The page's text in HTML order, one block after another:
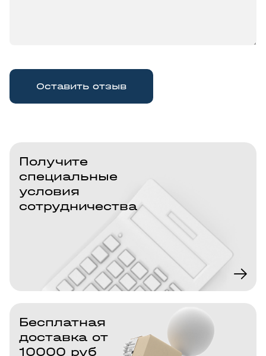
Оставить отзыв
Получите
специальные
условия
сотрудничества
Бесплатная
доставка от
10000 руб